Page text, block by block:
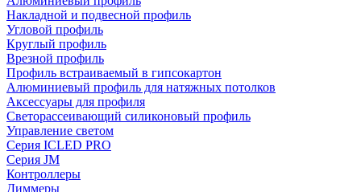
Накладной и подвесной профиль
Угловой профиль
Круглый профиль
Врезной профиль
Профиль встраиваемый в гипсокартон
Алюминиевый профиль для натяжных потолков
Аксессуары для профиля
Светорассеивающий силиконовый профиль
Управление светом
Серия ICLED PRO
Серия JM
Контроллеры
Диммеры